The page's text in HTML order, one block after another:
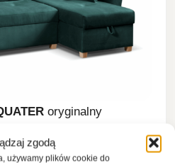
zgodą
używamy plików cookie do
oryginalny
kompaktowe